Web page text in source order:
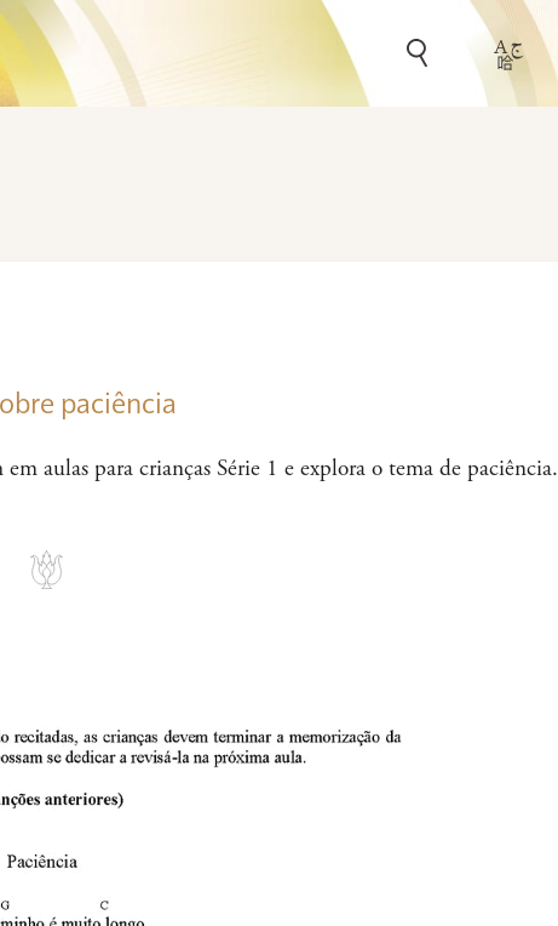
paciência
aulas para crianças Série 1 e explora o tema de paciência.